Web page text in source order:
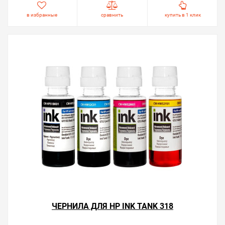
в избранные сравнить купить в 1 клик
ЧЕРНИЛА ДЛЯ HP INK TANK 318